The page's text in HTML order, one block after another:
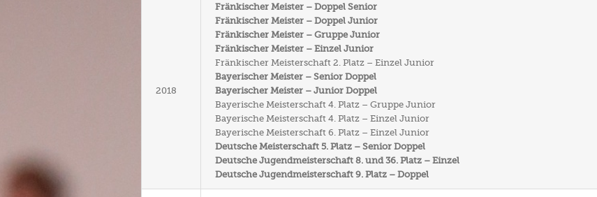
2018
Fränkischer Meister – Doppel Senior
Fränkischer Meister – Doppel Junior
Fränkischer Meister – Gruppe Junior
Fränkischer Meister – Einzel Junior
Fränkischer Meisterschaft 2. Platz – Einzel Junior
Bayerischer Meister – Senior Doppel
Bayerischer Meister – Junior Doppel
Bayerische Meisterschaft 4. Platz – Gruppe Junior
Bayerische Meisterschaft 4. Platz – Einzel Junior
Bayerische Meisterschaft 6. Platz – Einzel Junior
Deutsche Meisterschaft 5. Platz – Senior Doppel
Deutsche Jugendmeisterschaft 8. und 36. Platz – Einzel
Deutsche Jugendmeisterschaft 9. Platz – Doppel